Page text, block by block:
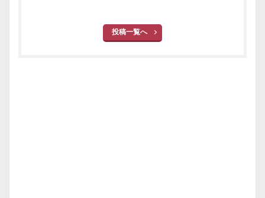
投稿一覧へ